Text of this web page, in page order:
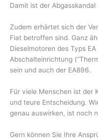
Damit ist der
Zudem erhärtet sich der
Fiat betroffen sind. Ganz
Dieselmotoren des Typs
Abschalteinrichtung
sein und auch der EA896.
Für viele Menschen ist der
und teure Entscheidung.
genau auswirken, ist noch
Gern können Sie Ihre